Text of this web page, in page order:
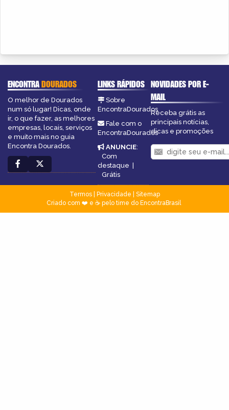
ENCONTRADOURADOS
O melhor de Dourados
num só lugar! Dicas, onde
ir, o que fazer, as melhores
empresas, locais, serviços
e muito mais no guia
Encontra Dourados.
LINKS RÁPIDOS
Sobre
EncontraDourados
Fale com o
EncontraDourados
ANUNCIE:
Com
destaque |
Grátis
NOVIDADES POR E-
MAIL
Receba grátis as
principais notícias,
dicas e promoções
Termos| Privacidade
Sitemap
Criado com ❤️ e ☕ pelo time do EncontraBrasil